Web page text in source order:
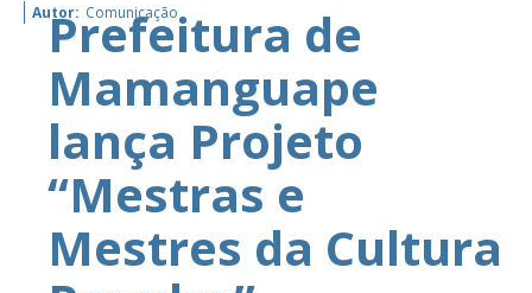
Autor: Comunicação
Prefeitura de
Mamanguape
lança Projeto
“Mestras e
Mestres da Cultura